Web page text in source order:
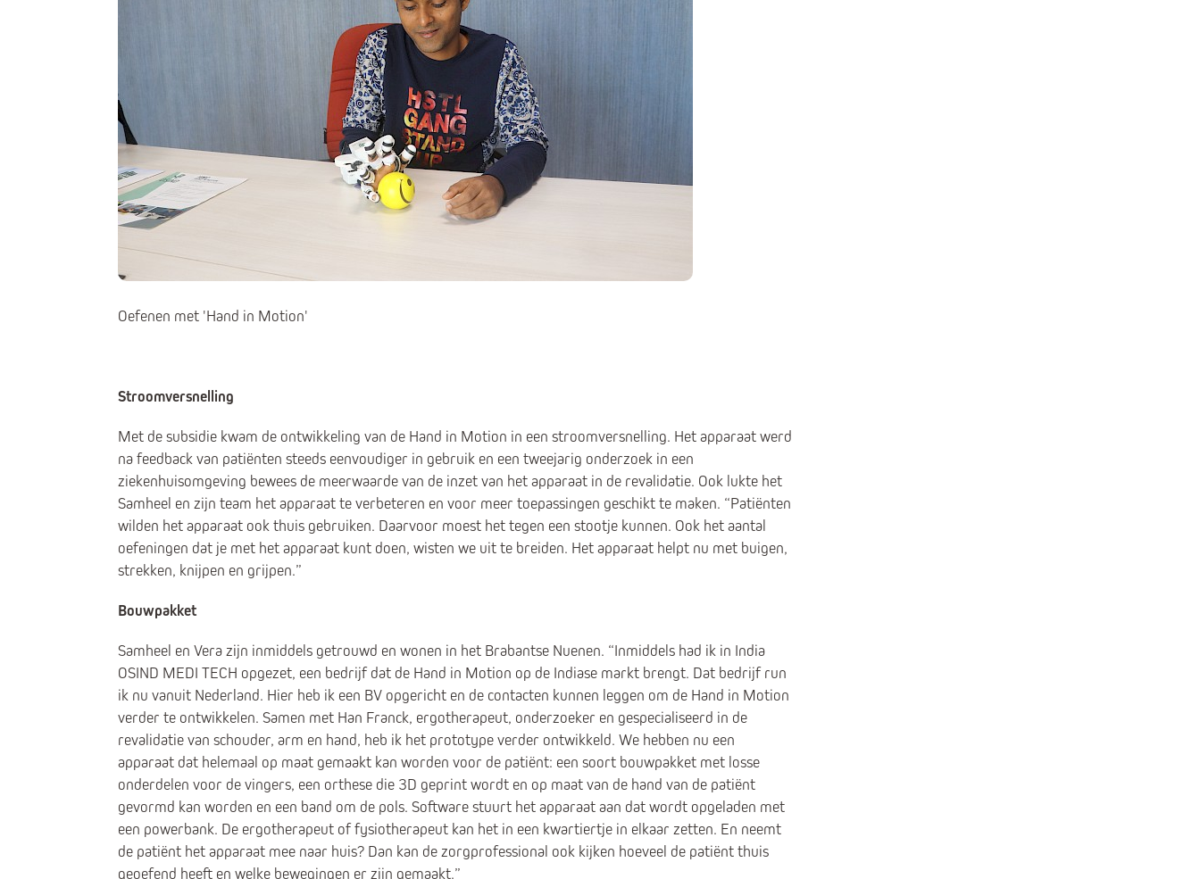
Oefenen met 'Hand in Motion'
Stroomversnelling
Met de subsidie kwam de ontwikkeling van de Hand in Motion in een stroomversnelling. Het apparaat werd
na feedback van patiënten steeds eenvoudiger in gebruik en een tweejarig onderzoek in een
ziekenhuisomgeving bewees de meerwaarde van de inzet van het apparaat in de revalidatie. Ook lukte het
Samheel en zijn team het apparaat te verbeteren en voor meer toepassingen geschikt te maken. “Patiënten
wilden het apparaat ook thuis gebruiken. Daarvoor moest het tegen een stootje kunnen. Ook het aantal
oefeningen dat je met het apparaat kunt doen, wisten we uit te breiden. Het apparaat helpt nu met buigen,
strekken, knijpen en grijpen.”
Bouwpakket
Samheel en Vera zijn inmiddels getrouwd en wonen in het Brabantse Nuenen. “Inmiddels had ik in India
OSIND MEDI TECH opgezet, een bedrijf dat de Hand in Motion op de Indiase markt brengt. Dat bedrijf run
ik nu vanuit Nederland. Hier heb ik een BV opgericht en de contacten kunnen leggen om de Hand in Motion
verder te ontwikkelen. Samen met Han Franck, ergotherapeut, onderzoeker en gespecialiseerd in de
revalidatie van schouder, arm en hand, heb ik het prototype verder ontwikkeld. We hebben nu een
apparaat dat helemaal op maat gemaakt kan worden voor de patiënt: een soort bouwpakket met losse
onderdelen voor de vingers, een orthese die 3D geprint wordt en op maat van de hand van de patiënt
gevormd kan worden en een band om de pols. Software stuurt het apparaat aan dat wordt opgeladen met
een powerbank. De ergotherapeut of fysiotherapeut kan het in een kwartiertje in elkaar zetten. En neemt
de patiënt het apparaat mee naar huis? Dan kan de zorgprofessional ook kijken hoeveel de patiënt thuis
geoefend heeft en welke bewegingen er zijn gemaakt.”